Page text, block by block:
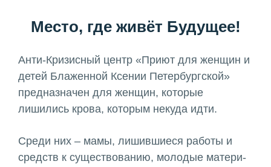
Место, где живёт Будущее!
Анти-Кризисный центр «Приют для женщин и
детей Блаженной Ксении Петербургской»
предназначен для женщин, которые
лишились крова, которым некуда идти.
Среди них – мамы, лишившиеся работы и
средств к существованию, молодые матери-